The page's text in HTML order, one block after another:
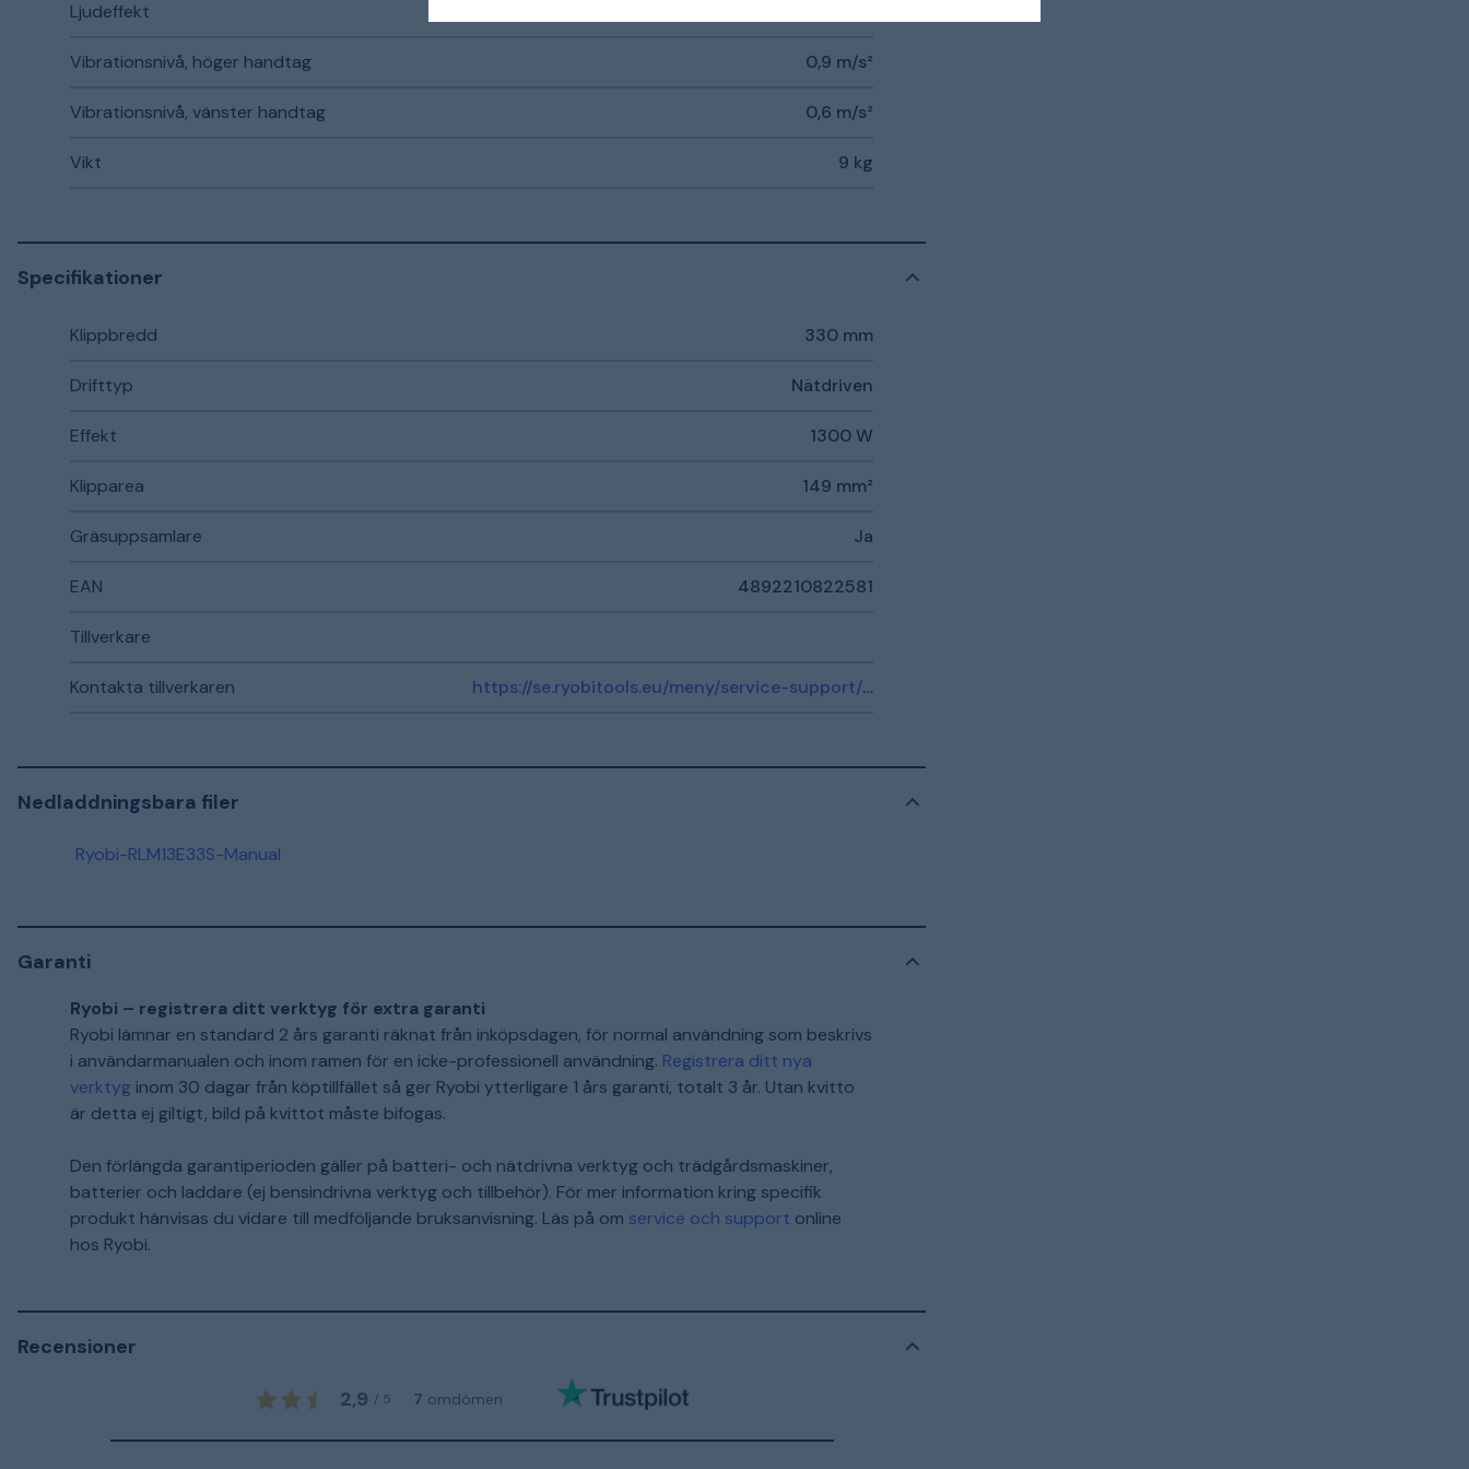
Ljudeffekt
Vibrationsnivå, höger handtag 0,9 m/s²
Vibrationsnivå, vänster handtag 0,6 m/s²
Vikt 9 kg
Specifikationer
Klippbredd 330 mm
Drifttyp Nätdriven
Effekt 1300 W
Klipparea 149 mm²
Gräsuppsamlare Ja
EAN 4892210822581
Tillverkare
Kontakta tillverkaren https://se.ryobitools.eu/meny/service-support/kontakta-oss/kontakta-oss/
Nedladdningsbara filer
Ryobi-RLM13E33S-Manual
Garanti
Ryobi – registrera ditt verktyg för extra garanti
Ryobi lämnar en standard 2 års garanti räknat från inköpsdagen, för normal användning som beskrivs
i användarmanualen och inom ramen för en icke-professionell användning. Registrera ditt nya
verktyg inom 30 dagar från köptillfället så ger Ryobi ytterligare 1 års garanti, totalt 3 år. Utan kvitto
är detta ej giltigt, bild på kvittot måste bifogas.
Den förlängda garantiperioden gäller på batteri- och nätdrivna verktyg och trädgårdsmaskiner,
batterier och laddare (ej bensindrivna verktyg och tillbehör). För mer information kring specifik
produkt hänvisas du vidare till medföljande bruksanvisning. Läs på om service och support online
hos Ryobi.
Recensioner
2,9 / 5 7 omdömen